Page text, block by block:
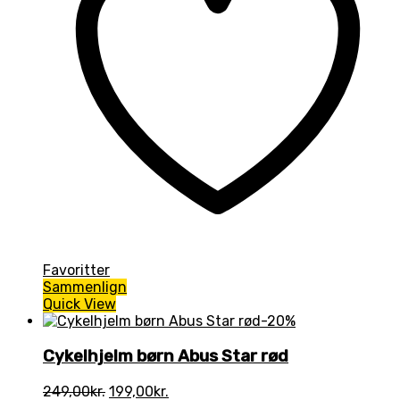
Favoritter
Sammenlign
Quick View
-20%
Cykelhjelm børn Abus Star rød
249,00kr. Den
199,00kr.